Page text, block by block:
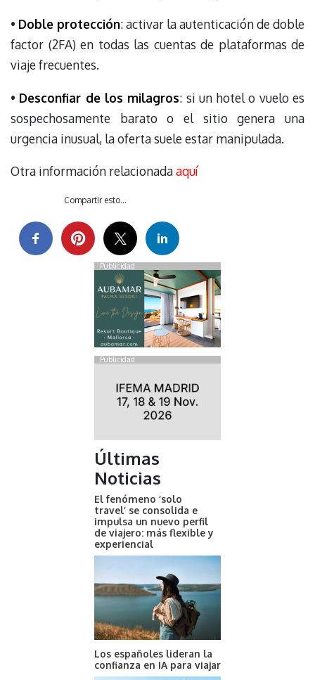
• Doble protección: activar la autenticación de doble
factor (2FA) en todas las cuentas de plataformas de
viaje frecuentes.
• Desconfiar de los milagros: si un hotel o vuelo es
sospechosamente barato o el sitio genera una
urgencia inusual, la oferta suele estar manipulada.
Otra información relacionadaaquí
Compartir esto...
Publicidad
Publicidad
Últimas
Noticias
El fenómeno ‘solo
travel’ se consolida e
impulsa un nuevo perfil
de viajero: más flexible y
experiencial
Los españoles lideran la
confianza en IA para viajar